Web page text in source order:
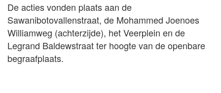
De acties vonden plaats aan de
Sawanibotovallenstraat, de Mohammed Joenoes
Williamweg (achterzijde), het Veerplein en de
Legrand Baldewstraat ter hoogte van de openbare
begraafplaats.